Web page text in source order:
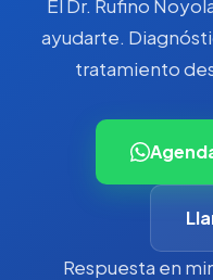
El Dr. Rufino
ayudarte.
tratamiento
Respuesta en